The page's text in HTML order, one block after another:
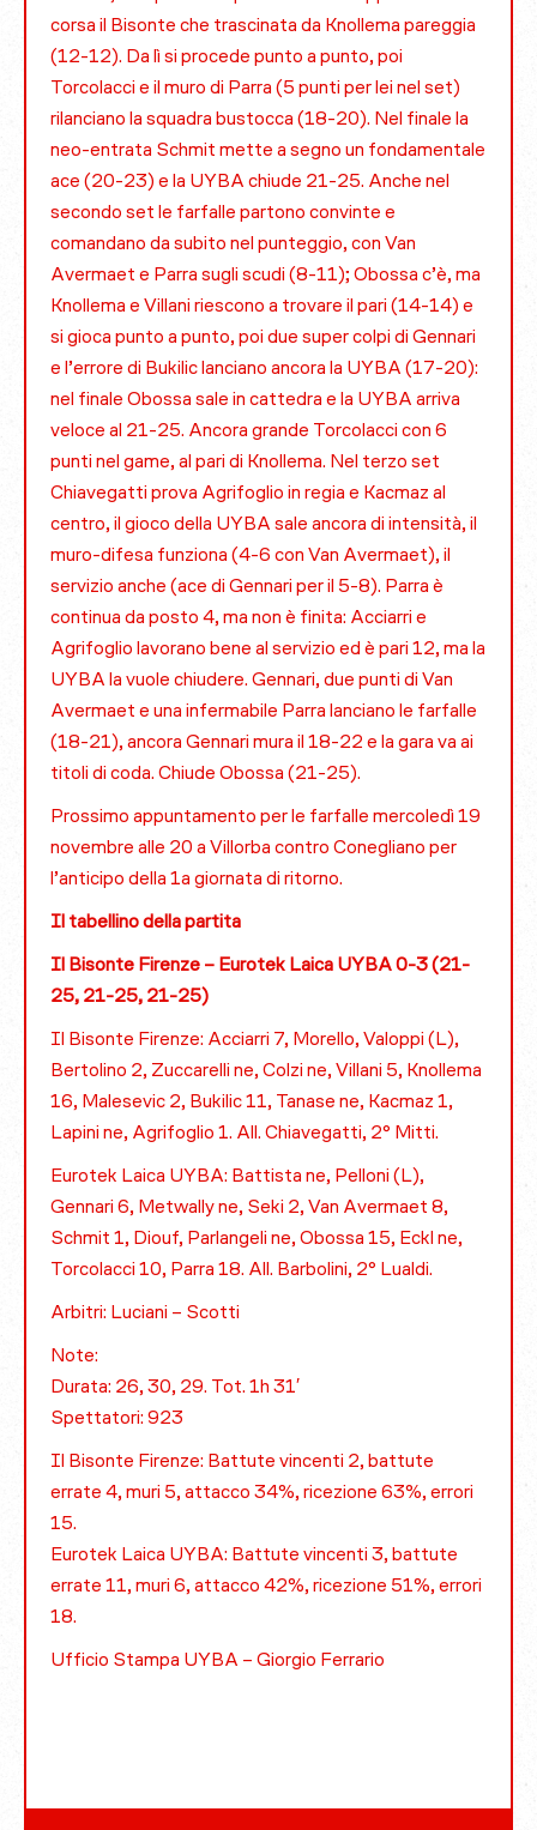
corsa il Bisonte che trascinata da Knollema pareggia
(12-12). Da lì si procede punto a punto, poi
Torcolacci e il muro di Parra (5 punti per lei nel set)
rilanciano la squadra bustocca (18-20). Nel finale la
neo-entrata Schmit mette a segno un fondamentale
ace (20-23) e la UYBA chiude 21-25. Anche nel
secondo set le farfalle partono convinte e
comandano da subito nel punteggio, con Van
Avermaet e Parra sugli scudi (8-11); Obossa c’è, ma
Knollema e Villani riescono a trovare il pari (14-14) e
si gioca punto a punto, poi due super colpi di Gennari
e l’errore di Bukilic lanciano ancora la UYBA (17-20):
nel finale Obossa sale in cattedra e la UYBA arriva
veloce al 21-25. Ancora grande Torcolacci con 6
punti nel game, al pari di Knollema. Nel terzo set
Chiavegatti prova Agrifoglio in regia e Kacmaz al
centro, il gioco della UYBA sale ancora di intensità, il
muro-difesa funziona (4-6 con Van Avermaet), il
servizio anche (ace di Gennari per il 5-8). Parra è
continua da posto 4, ma non è finita: Acciarri e
Agrifoglio lavorano bene al servizio ed è pari 12, ma la
UYBA la vuole chiudere. Gennari, due punti di Van
Avermaet e una infermabile Parra lanciano le farfalle
(18-21), ancora Gennari mura il 18-22 e la gara va ai
titoli di coda. Chiude Obossa (21-25).
Prossimo appuntamento per le farfalle mercoledì 19
novembre alle 20 a Villorba contro Conegliano per
l’anticipo della 1a giornata di ritorno.
Il tabellino della partita
Il Bisonte Firenze – Eurotek Laica UYBA 0-3 (21-
25, 21-25, 21-25)
Il Bisonte Firenze: Acciarri 7, Morello, Valoppi (L),
Bertolino 2, Zuccarelli ne, Colzi ne, Villani 5, Knollema
16, Malesevic 2, Bukilic 11, Tanase ne, Kacmaz 1,
Lapini ne, Agrifoglio 1. All. Chiavegatti, 2° Mitti.
Eurotek Laica UYBA: Battista ne, Pelloni (L),
Gennari 6, Metwally ne, Seki 2, Van Avermaet 8,
Schmit 1, Diouf, Parlangeli ne, Obossa 15, Eckl ne,
Torcolacci 10, Parra 18. All. Barbolini, 2° Lualdi.
Arbitri: Luciani – Scotti
Note:
Durata: 26, 30, 29. Tot. 1h 31′
Spettatori: 923
Il Bisonte Firenze: Battute vincenti 2, battute
errate 4, muri 5, attacco 34%, ricezione 63%, errori
15.
Eurotek Laica UYBA: Battute vincenti 3, battute
errate 11, muri 6, attacco 42%, ricezione 51%, errori
18.
Ufficio Stampa UYBA – Giorgio Ferrario